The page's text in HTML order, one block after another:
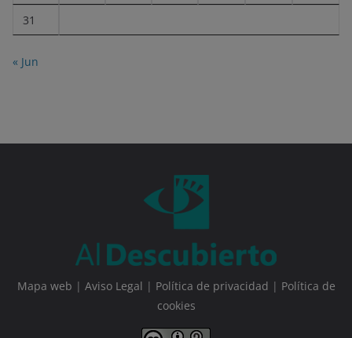
31
« Jun
Mapa web | Aviso Legal | Política de privacidad | Política de
cookies